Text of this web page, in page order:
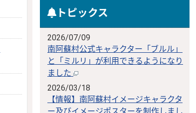
トピックス
2026/07/09
南阿蘇村公式キャラクター「ブルル」
と「ミルリ」が利用できるようになり
ました
2026/03/18
【情報】南阿蘇村イメージキャラクタ